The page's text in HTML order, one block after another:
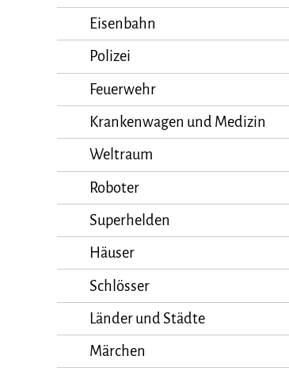
Eisenbahn
Polizei
Feuerwehr
Krankenwagen und Medizin
Weltraum
Roboter
Superhelden
Häuser
Schlösser
Länder und Städte
Märchen